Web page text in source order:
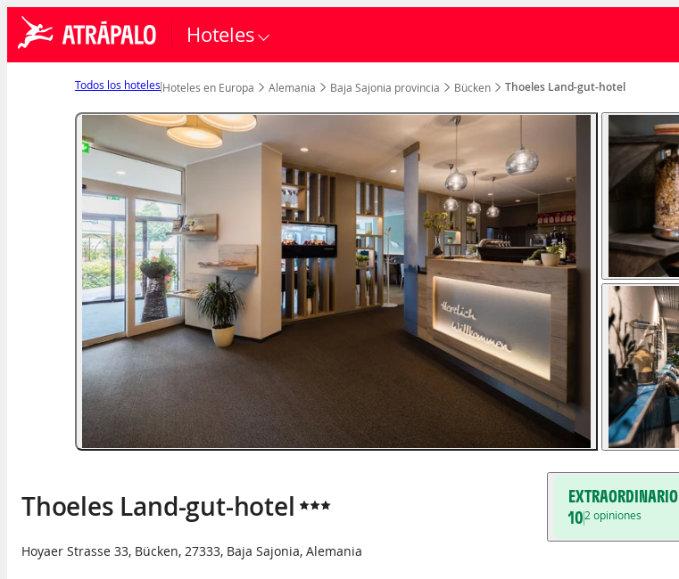
Hoteles
Todos los hoteles Hoteles en Europa Alemania Baja Sajonia provincia Bücken Thoeles Land-gut-hotel
Thoeles Land-gut-hotel
Hoyaer Strasse 33, Bücken, 27333, Baja Sajonia, Alemania
EXTRAORDINARIO
102 opiniones